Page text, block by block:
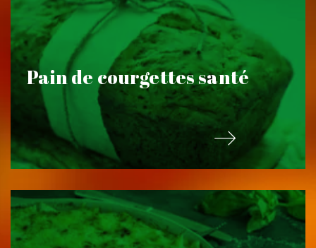
Pain de courgettes santé